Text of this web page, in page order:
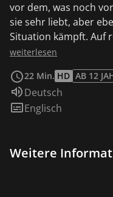
vor dem, was noch
sie sehr liebt, aber
Situation kämpft. Auf
erzählt der Film die
weiterlesen
22 Min. HD AB 12
Sprache:
Deutsch
Untertitel:
Englisch
Weitere